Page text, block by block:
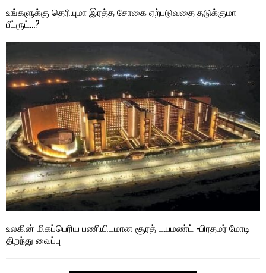
உங்களுக்கு தெரியுமா இரத்த சோகை ஏற்படுவதை தடுக்குமா
பீட்ரூட்…?
உலகின் மிகப்பெரிய பணியிடமான சூரத் டயமண்ட் -பிரதமர் மோடி
திறந்து வைப்பு